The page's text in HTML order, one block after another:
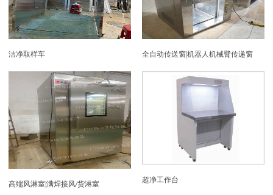
洁净取样车 全自动传送窗|机器人机械臂传递窗
高端风淋室|满焊接风/货淋室 超净工作台